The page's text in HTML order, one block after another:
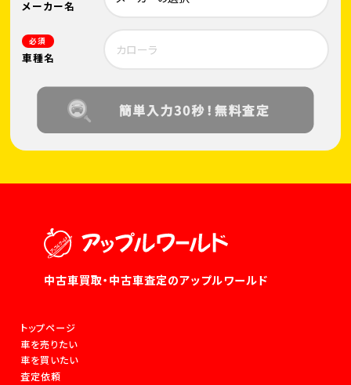
メーカー名
必須
車種名
中古車買取・中古車査定のアップルワールド
トップページ
車を売りたい
車を買いたい
査定依頼